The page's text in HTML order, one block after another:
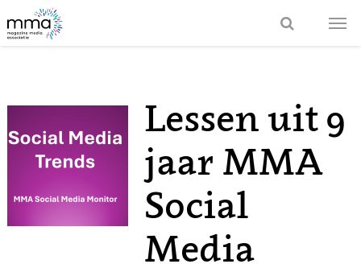
Lessen uit 9
jaar MMA
Social
Media